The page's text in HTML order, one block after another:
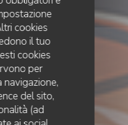
cookies
il tuo
cookies
per
navigazione,
del sito,
(ad